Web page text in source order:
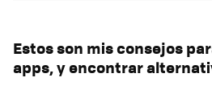
Estos son mis consejos
apps, y encontrar